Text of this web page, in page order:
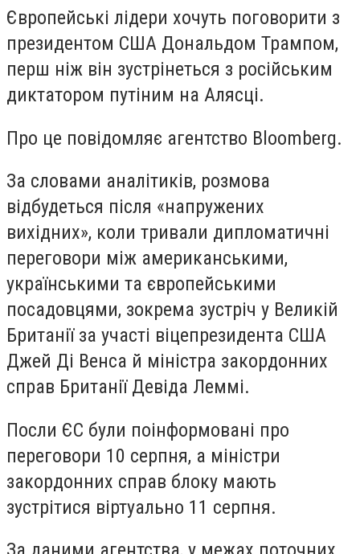
Європейські лідери хочуть поговорити з
президентом США Дональдом Трампом,
перш ніж він зустрінеться з російським
диктатором путіним на Алясці.
Про це повідомляє агентство Bloomberg.
За словами аналітиків, розмова
відбудеться після «напружених
вихідних», коли тривали дипломатичні
переговори між американськими,
українськими та європейськими
посадовцями, зокрема зустріч у Великій
Британії за участі віцепрезидента США
Джей Ді Венса й міністра закордонних
справ Британії Девіда Леммі.
Посли ЄС були поінформовані про
переговори 10 серпня, а міністри
закордонних справ блоку мають
зустрітися віртуально 11 серпня.